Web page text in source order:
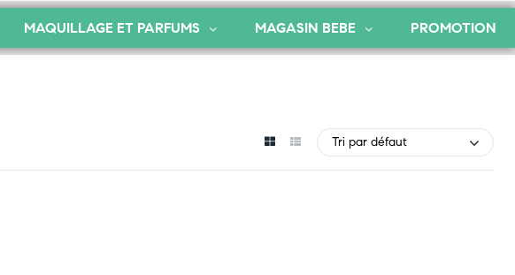
MAQUILLAGE ET PARFUMS MAGASIN BEBE PROMOTION
Tri par défaut